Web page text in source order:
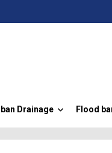
Drainage Flood